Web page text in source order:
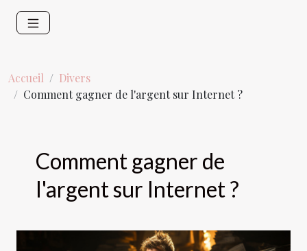
Accueil
Divers
Comment gagner de l'argent sur Internet ?
Comment gagner de
l'argent sur Internet ?